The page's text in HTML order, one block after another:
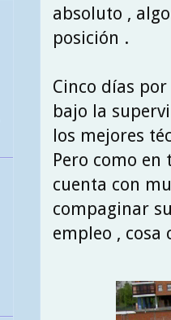
absoluto ,
posición .
Cinco días
bajo la
los mejores
Pero como
cuenta con
compaginar
empleo , cosa